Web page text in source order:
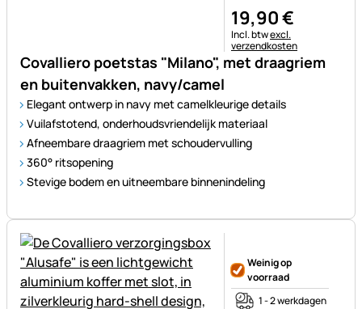
Covalliero poetstas "Milano", met draagriem
en buitenvakken, navy/camel
Elegant ontwerp in navy met camelkleurige details
Vuilafstotend, onderhoudsvriendelijk materiaal
Afneembare draagriem met schoudervulling
360° ritsopening
Stevige bodem en uitneembare binnenindeling
19,90€
Belastinginformatie:
Incl. btwexcl.
verzendkosten
Weinig op
voorraad
1 - 2 werkdagen